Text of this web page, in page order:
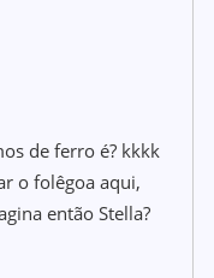
de ferro é? kkkk
o folêgoa aqui,
então Stella?